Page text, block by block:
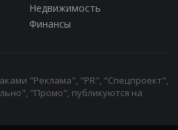
Недвижимость
Финансы
"Реклама", "PR", "Спецпроект",
"Промо", публикуются на